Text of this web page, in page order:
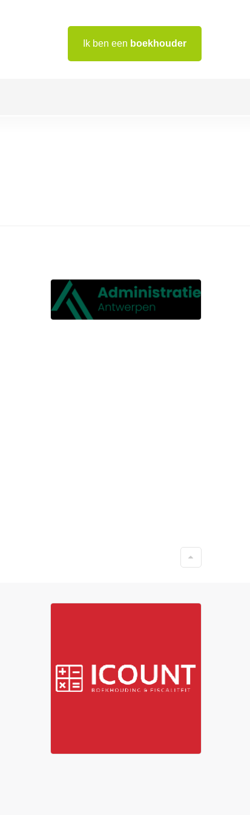
Ik ben een boekhouder